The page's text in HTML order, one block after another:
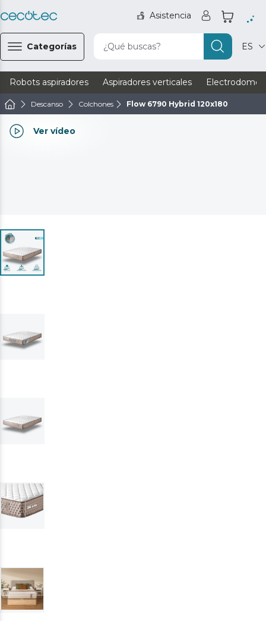
Asistencia
Categorías ¿Qué buscas? ES
Robots aspiradores Aspiradores verticales
Descanso Colchones Flow 6790 Hybrid 120x180
Ver vídeo